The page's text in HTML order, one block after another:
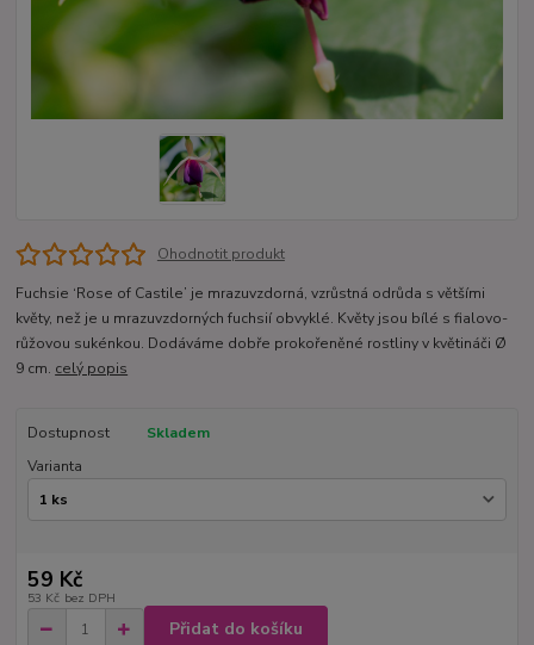
Ohodnotit produkt
Fuchsie ‘Rose of Castile’ je mrazuvzdorná, vzrůstná odrůda s většími
květy, než je u mrazuvzdorných fuchsií obvyklé. Květy jsou bílé s fialovo-
růžovou sukénkou. Dodáváme dobře prokořeněné rostliny v květináči Ø
9 cm. celý popis
Dostupnost
Skladem
Varianta
59 Kč
53 Kč bez DPH
Přidat do košíku